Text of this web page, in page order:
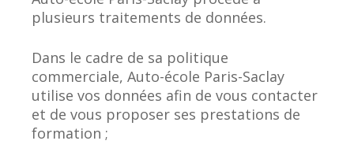
plusieurs traitements de données.
Dans le cadre de sa politique
commerciale, Auto-école Paris-Saclay
utilise vos données afin de vous contacter
et de vous proposer ses prestations de
formation ;